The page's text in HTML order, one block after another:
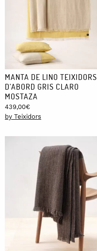
MANTA DE LINO TEIXIDORS
D’ABORD GRIS CLARO
MOSTAZA
439,00€
by Teixidors